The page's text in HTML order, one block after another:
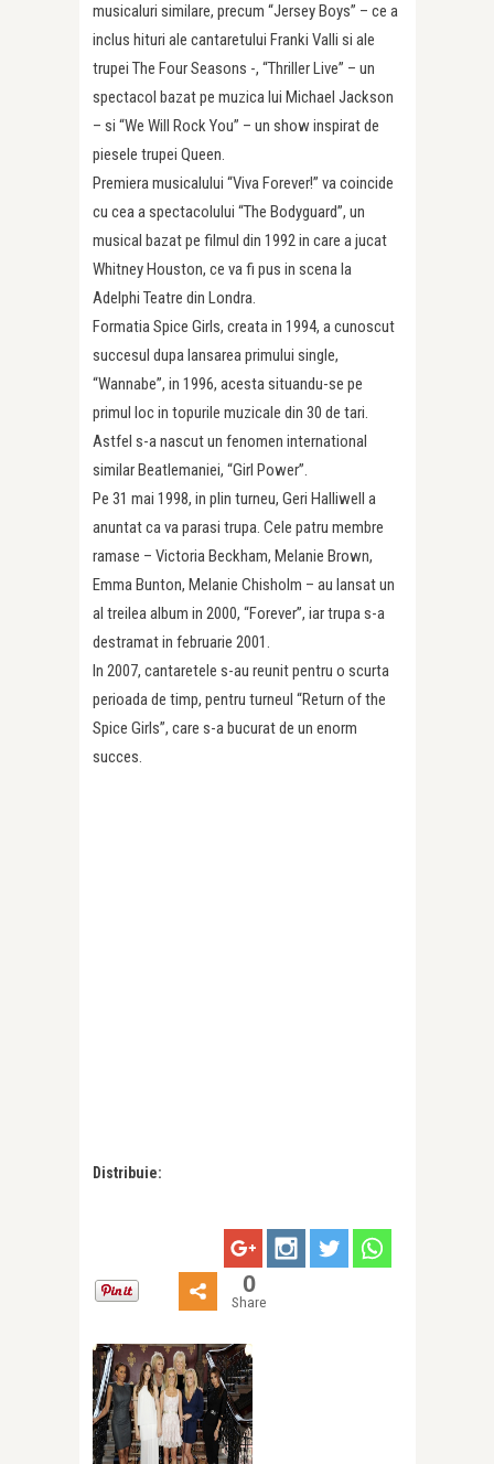
musicaluri similare, precum “Jersey Boys” – ce a
inclus hituri ale cantaretului Franki Valli si ale
trupei The Four Seasons -, “Thriller Live” – un
spectacol bazat pe muzica lui Michael Jackson
– si “We Will Rock You” – un show inspirat de
piesele trupei Queen.
Premiera musicalului “Viva Forever!” va coincide
cu cea a spectacolului “The Bodyguard”, un
musical bazat pe filmul din 1992 in care a jucat
Whitney Houston, ce va fi pus in scena la
Adelphi Teatre din Londra.
Formatia Spice Girls, creata in 1994, a cunoscut
succesul dupa lansarea primului single,
“Wannabe”, in 1996, acesta situandu-se pe
primul loc in topurile muzicale din 30 de tari.
Astfel s-a nascut un fenomen international
similar Beatlemaniei, “Girl Power”.
Pe 31 mai 1998, in plin turneu, Geri Halliwell a
anuntat ca va parasi trupa. Cele patru membre
ramase – Victoria Beckham, Melanie Brown,
Emma Bunton, Melanie Chisholm – au lansat un
al treilea album in 2000, “Forever”, iar trupa s-a
destramat in februarie 2001.
In 2007, cantaretele s-au reunit pentru o scurta
perioada de timp, pentru turneul “Return of the
Spice Girls”, care s-a bucurat de un enorm
succes.
Distribuie:
0
Share